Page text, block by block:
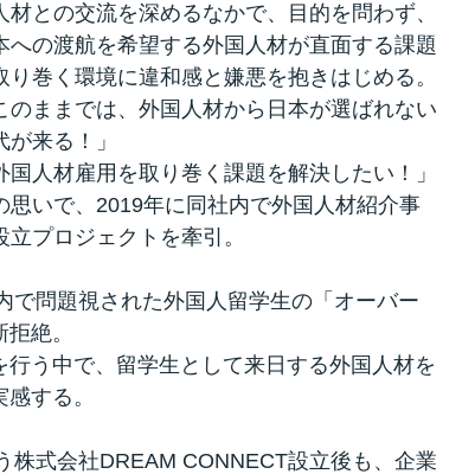
材との交流を深めるなかで、目的を問わず、
への渡航を希望する外国人材が直面する課題
り巻く環境に違和感と嫌悪を抱きはじめる。
のままでは、外国人材から日本が選ばれない
が来る！」
国人材雇用を取り巻く課題を解決したい！」
思いで、2019年に同社内で外国人材紹介事
立プロジェクトを牽引。
問題視された外国人留学生の「オーバー
絶。
う中で、留学生として来日する外国人材を
する。
式会社DREAM CONNECT設立後も、企業